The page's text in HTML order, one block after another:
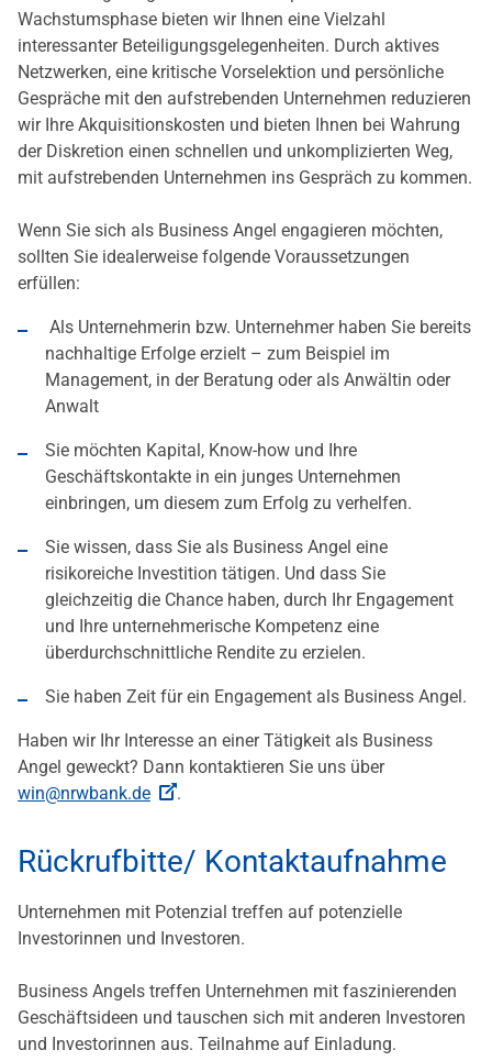
Wachstumsphase bieten wir Ihnen eine Vielzahl
interessanter Beteiligungsgelegenheiten. Durch aktives
Netzwerken, eine kritische Vorselektion und persönliche
Gespräche mit den aufstrebenden Unternehmen reduzieren
wir Ihre Akquisitionskosten und bieten Ihnen bei Wahrung
der Diskretion einen schnellen und unkomplizierten Weg,
mit aufstrebenden Unternehmen ins Gespräch zu kommen.
Wenn Sie sich als Business Angel engagieren möchten,
sollten Sie idealerweise folgende Voraussetzungen
erfüllen:
Als Unternehmerin bzw. Unternehmer haben Sie bereits
nachhaltige Erfolge erzielt – zum Beispiel im
Management, in der Beratung oder als Anwältin oder
Anwalt
Sie möchten Kapital, Know-how und Ihre
Geschäftskontakte in ein junges Unternehmen
einbringen, um diesem zum Erfolg zu verhelfen.
Sie wissen, dass Sie als Business Angel eine
risikoreiche Investition tätigen. Und dass Sie
gleichzeitig die Chance haben, durch Ihr Engagement
und Ihre unternehmerische Kompetenz eine
überdurchschnittliche Rendite zu erzielen.
Sie haben Zeit für ein Engagement als Business Angel.
Haben wir Ihr Interesse an einer Tätigkeit als Business
Angel geweckt? Dann kontaktieren Sie uns über
win@nrwbank.de
.
Rückrufbitte/ Kontaktaufnahme
Unternehmen mit Potenzial treffen auf potenzielle
Investorinnen und Investoren.
Business Angels treffen Unternehmen mit faszinierenden
Geschäftsideen und tauschen sich mit anderen Investoren
und Investorinnen aus. Teilnahme auf Einladung.